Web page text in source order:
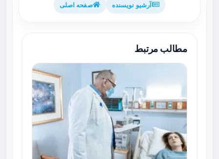
آرشیو نویسنده صفحه اصلی
مطالب مرتبط